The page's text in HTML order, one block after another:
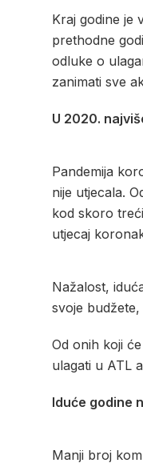
Kraj godine je
prethodne
odluke o
zanimati sve
U 2020.
Pandemija
nije utjecala.
kod skoro
utjecaj
Nažalost,
svoje
Od onih koji
ulagati u ATL
Iduće godine
Manji broj